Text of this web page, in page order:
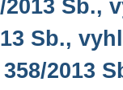
Sb.,
Sb.,
2013